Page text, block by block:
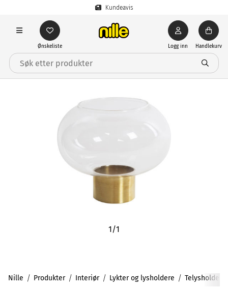
Kundeavis
Ønskeliste Logg inn Handlekurv
1/1
Nille Produkter Interiør Lykter og lysholdere Telysholdere